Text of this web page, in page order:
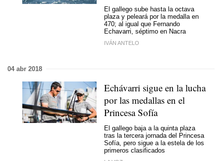
El gallego sube hasta la octava
plaza y peleará por la medalla en
470; al igual que Fernando
Echavarri, séptimo en Nacra
IVÁN ANTELO
04 abr 2018
Echávarri sigue en la lucha
por las medallas en el
Princesa Sofía
El gallego baja a la quinta plaza
tras la tercera jornada del Princesa
Sofía, pero sigue a la estela de los
primeros clasificados